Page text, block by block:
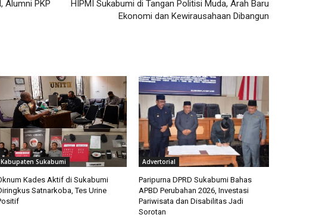
Alumni PKP
HIPMI Sukabumi di Tangan Politisi Muda, Arah Baru
Ekonomi dan Kewirausahaan Dibangun
Kabupaten Sukabumi
Kades Aktif di Sukabumi
Satnarkoba, Tes Urine
Advertorial
Paripurna DPRD Sukabumi Bahas
APBD Perubahan 2026, Investasi
Pariwisata dan Disabilitas Jadi
Sorotan